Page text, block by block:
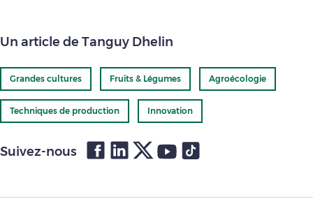
Un article de Tanguy Dhelin
Grandes cultures Fruits & Légumes Agroécologie
Techniques de production Innovation
Suivez-nous